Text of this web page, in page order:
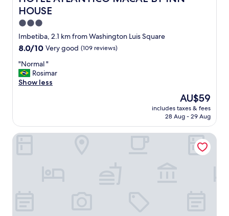
.
Q
u
a
r
o
s
l
s
HOUSE
3.0
star
property
Imbetiba, 2.1 km from Washington Luis Square
8.0
of
10,
Very
8.0/10 Very good (109 reviews)
"
N
o
"
"Normal "
Rosimar
Show less
The
price
is
AU$59
includes taxes & fees
28 Aug - 29 Aug
Transamerica Executive Macae